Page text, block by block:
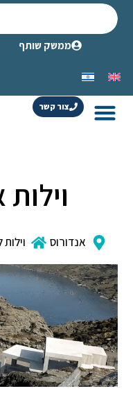
ממשק שותף
צור קשר
וילות
אנדורוס